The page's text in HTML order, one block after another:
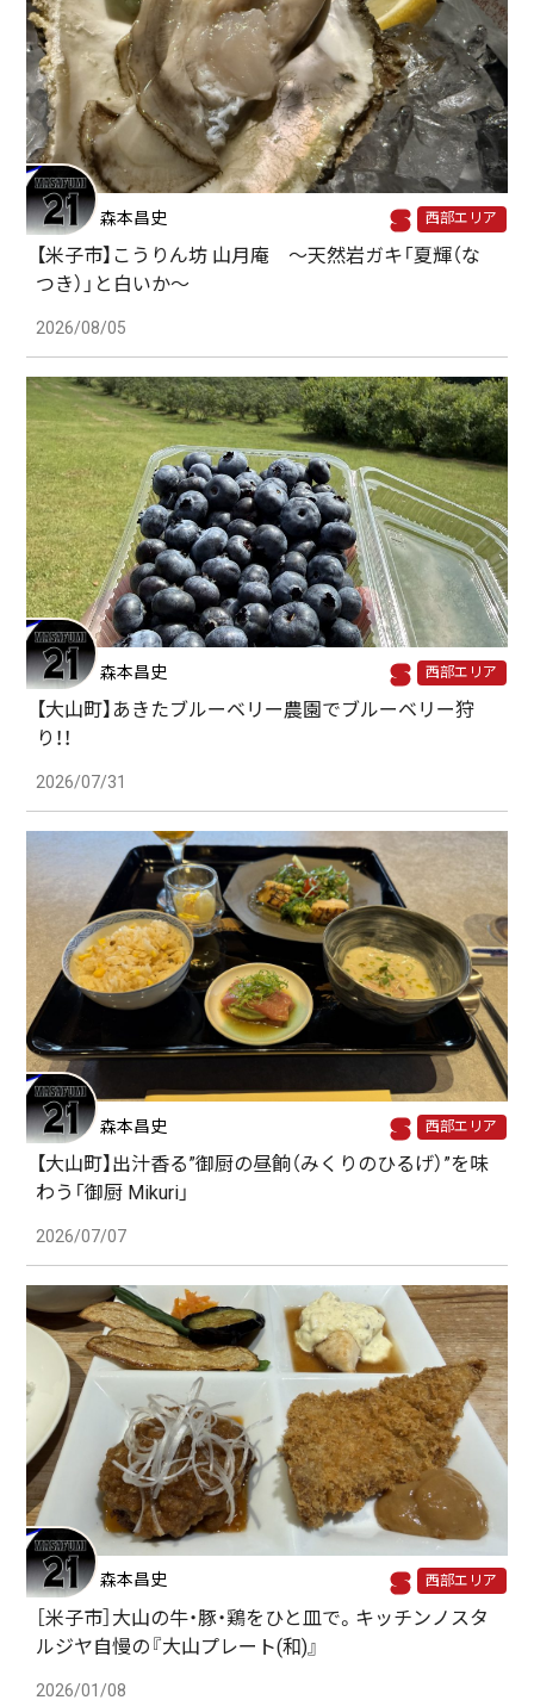
森本昌史 西部エリア
【米子市】こうりん坊 山月庵 ～天然岩ガキ「夏輝（な
つき）」と白いか～
2026/08/05
森本昌史 西部エリア
【大山町】あきたブルーベリー農園でブルーベリー狩
り！！
2026/07/31
森本昌史 西部エリア
【大山町】出汁香る”御厨の昼餉（みくりのひるげ）”を味
わう「御厨 Mikuri」
2026/07/07
森本昌史 西部エリア
［米子市］大山の牛・豚・鶏をひと皿で。キッチンノスタ
ルジヤ自慢の『大山プレート(和)』
2026/01/08